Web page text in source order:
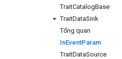
TraitCatalogBase
TraitDataSink
Tổng quan
InEventParam
TraitDataSource